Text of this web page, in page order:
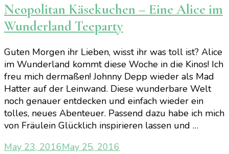
Neopolitan Käsekuchen – Eine Alice im
Wunderland Teeparty
Guten Morgen ihr Lieben, wisst ihr was toll ist? Alice
im Wunderland kommt diese Woche in die Kinos! Ich
freu mich dermaßen! Johnny Depp wieder als Mad
Hatter auf der Leinwand. Diese wunderbare Welt
noch genauer entdecken und einfach wieder ein
tolles, neues Abenteuer. Passend dazu habe ich mich
von Fräulein Glücklich inspirieren lassen und …
May 23, 2016May 25, 2016